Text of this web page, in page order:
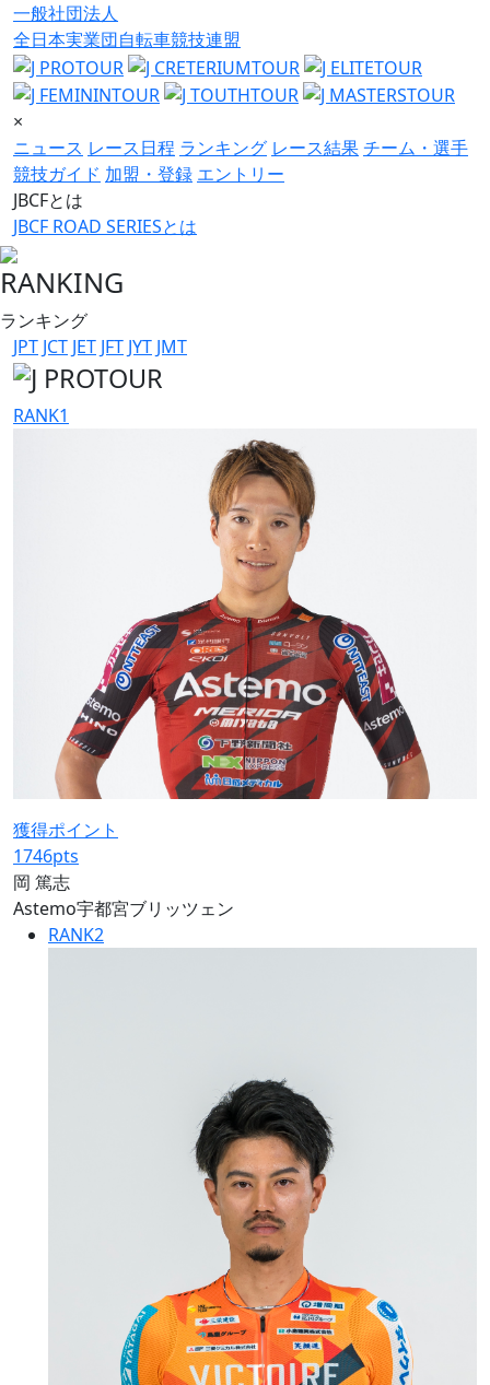
一般社団法人
全日本実業団自転車競技連盟
×
ニュース レース日程 ランキング レース結果チーム・選手
競技ガイド 加盟・登録 エントリー
JBCFとは
JBCF ROAD SERIESとは
RANKING
ランキング
JPT JCT JET JFT JYT JMT
RANK1
獲得ポイント
1746pts
岡 篤志
Astemo宇都宮ブリッツェン
RANK2